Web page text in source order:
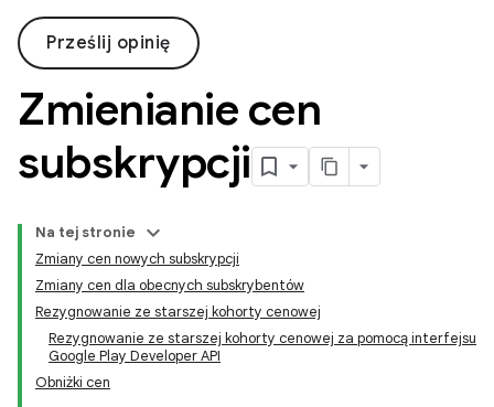
Prześlij opinię
Zmienianie cen
subskrypcji
Na tej stronie
Zmiany cen nowych subskrypcji
Zmiany cen dla obecnych subskrybentów
Rezygnowanie ze starszej kohorty cenowej
Rezygnowanie ze starszej kohorty cenowej za pomocą interfejsu
Google Play Developer API
Obniżki cen